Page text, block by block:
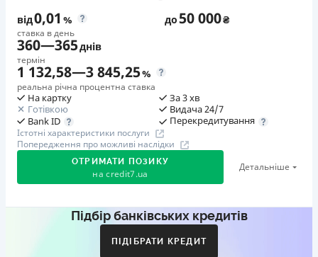
від0,01 %
ставка в день
до50 000₴
360—365днів
термін
1 132,58—3 845,25%
реальна річна процентна ставка
На картку
Готівкою
Bank ID
За 3 хв
Видача 24/7
Перекредитування
Істотні характеристики послуги
Попередження про можливі наслідки
ОТРИМАТИ ПОЗИКУ
на credit7.ua
Детальніше
Акція: «Кешбек за друга»
Коли друг реєструється та отримує перший кредит
Підбір банківських кредитів
ПІДІБРАТИ КРЕДИТ